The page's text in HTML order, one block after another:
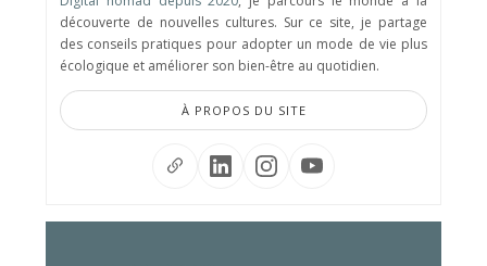
découverte de nouvelles cultures. Sur ce site, je partage
des conseils pratiques pour adopter un mode de vie plus
écologique et améliorer son bien-être au quotidien.
À PROPOS DU SITE